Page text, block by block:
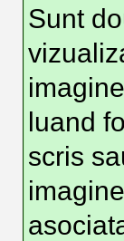
Sunt
luand
scris